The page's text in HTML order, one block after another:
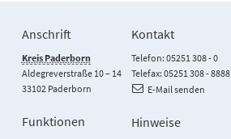
Anschrift
Kreis Paderborn
Aldegreverstraße 10 – 14
33102 Paderborn
Kontakt
Telefon: 05251 308 - 0
Telefax: 05251 308 - 8888
E-Mail senden
Funktionen Hinweise